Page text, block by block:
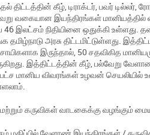
திட்டத்தின் கீழ், டிராக்டர், பவர் டில்லர்,
வகையான இயந்திரங்கள் மானியத்தில்
46 இலட்சம் நிதியினை ஒதுக்கி
அரசு திட்டமிட்டுள்ளது.
இருந்தால், 50 சதவிகித
இத்திட்டத்தின் கீழ், பல்வேறு
மானிய விவரங்கள் உழவன்
கருவிகள் வாடகைக்கு வழங்கும்